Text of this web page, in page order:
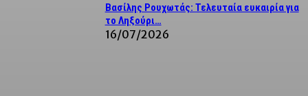
Βασίλης Ρουχωτάς: Τελευταία ευκαιρία για
το Ληξούρι…
16/07/2026